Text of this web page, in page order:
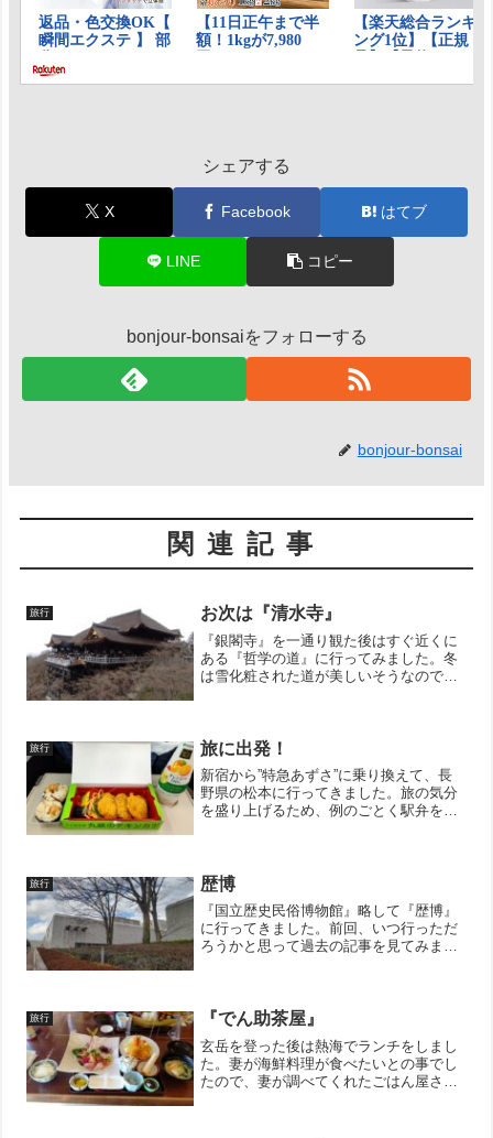
シェアする
X Facebook はてブ
LINE コピー
bonjour-bonsaiをフォローする
bonjour-bonsai
関連記事
旅行 お次は『清水寺』
『銀閣寺』を一通り観た後はすぐ近くに
ある『哲学の道』に行ってみました。冬
は雪化粧された道が美しいそうなのです
とだけ歩きましたが、景色...
旅行 旅に出発！
新宿から”特急あずさ”に乗り換えて、長
野県の松本に行ってきました。旅の気分
を盛り上げるため、例のごとく駅弁を食
村
旅行 歴博
『国立歴史民俗博物館』略して『歴博』
に行ってきました。前回、いつ行っただ
ろうかと思って過去の記事を見てみまし
なりました。この博...
旅行 『でん助茶屋』
玄岳を登った後は熱海でランチをしまし
た。妻が海鮮料理が食べたいとの事でし
たので、妻が調べてくれたごはん屋さん